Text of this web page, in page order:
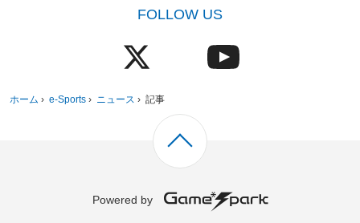
FOLLOW US
ホーム › e-Sports › ニュース › 記事
Powered by